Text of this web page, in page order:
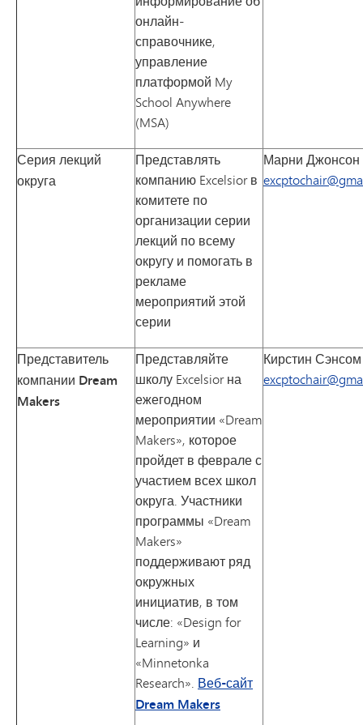
онлайн-
справочнике,
управление
платформой My
School Anywhere
(MSA)
Серия лекций
округа
Представлять
компанию Excelsior в
комитете по
организации серии
лекций по всему
округу и помогать в
рекламе
мероприятий этой
серии
Марни Джонсон
Представитель
компании Dream
Makers
Представляйте
школу Excelsior на
ежегодном
мероприятии «Dream
Makers», которое
пройдет в феврале с
участием всех школ
округа. Участники
программы «Dream
Makers»
поддерживают ряд
окружных
инициатив, в том
числе: «Design for
Learning» и
«Minnetonka
Research». Веб-сайт
Dream Makers
Кирстин Сэнсом